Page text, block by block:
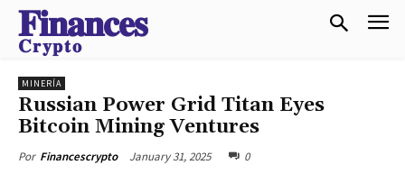
𝐅𝐢𝐧𝐚𝐧𝐜𝐞𝐬
𝐂𝐫𝐲𝐩𝐭𝐨
MINERÍA
Russian Power Grid Titan Eyes
Bitcoin Mining Ventures
Por Financescrypto January 31, 2025 0